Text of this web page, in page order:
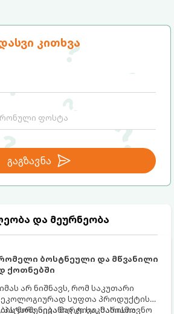
კითხვა
გაგზავნა
და მეურნეობა
რომელი ბოსტნეული და მწვანილი
ქოთნებში
არ ნიშნავს, რომ საკუთარი
სუფთა პროდუქტის
აივანიც კი საკმარისია
მოშენება მარტივი, სასიამოვნო
ავითარებს გონებასა და